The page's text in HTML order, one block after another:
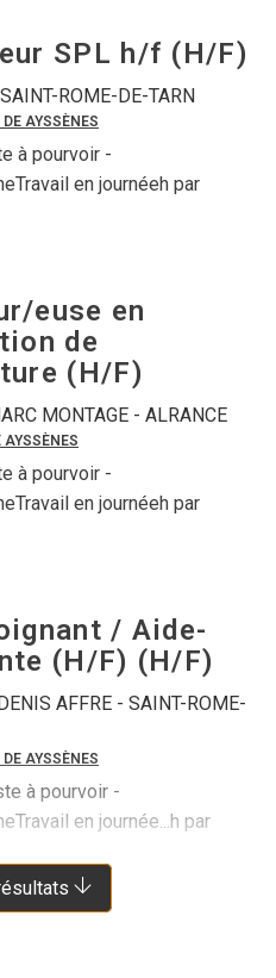
SPL h/f (H/F)
SAINT-ROME-DE-TARN
AYSSÈNES
à pourvoir -
en journéeh par
euse en
de
(H/F)
MONTAGE - ALRANCE
à pourvoir -
en journéeh par
/ Aide-
(H/F) (H/F)
AFFRE - SAINT-ROME-
AYSSÈNES
à pourvoir -
en journée...h par